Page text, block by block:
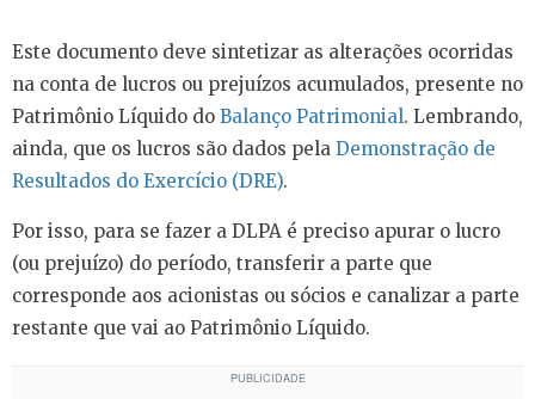
Este documento deve sintetizar as alterações ocorridas
na conta de lucros ou prejuízos acumulados, presente no
Patrimônio Líquido do Balanço Patrimonial. Lembrando,
ainda, que os lucros são dados pela Demonstração de
Resultados do Exercício (DRE).
Por isso, para se fazer a DLPA é preciso apurar o lucro
(ou prejuízo) do período, transferir a parte que
corresponde aos acionistas ou sócios e canalizar a parte
restante que vai ao Patrimônio Líquido.